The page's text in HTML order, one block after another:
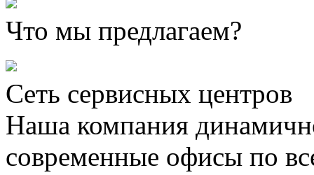
Что мы предлагаем?
Сеть сервисных центров
Наша компания
современные офисы по